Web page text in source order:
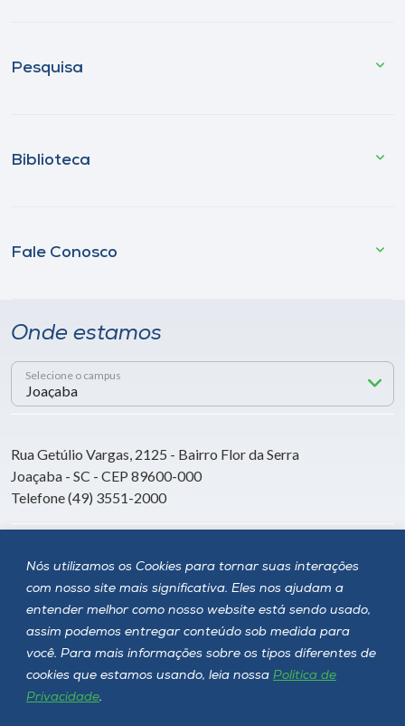
Nós utilizamos os Cookies para tornar suas interações
com nosso site mais significativa. Eles nos ajudam a
entender melhor como nosso website está sendo usado,
assim podemos entregar conteúdo sob medida para
você. Para mais informações sobre os tipos diferentes de
cookies que estamos usando, leia nossa Política de
Privacidade.
Pesquisa
Biblioteca
Fale Conosco
Onde estamos
Selecione o campus
Rua Getúlio Vargas, 2125 - Bairro Flor da Serra
Joaçaba - SC - CEP 89600-000
Telefone (49) 3551-2000
Siga a Unoesc